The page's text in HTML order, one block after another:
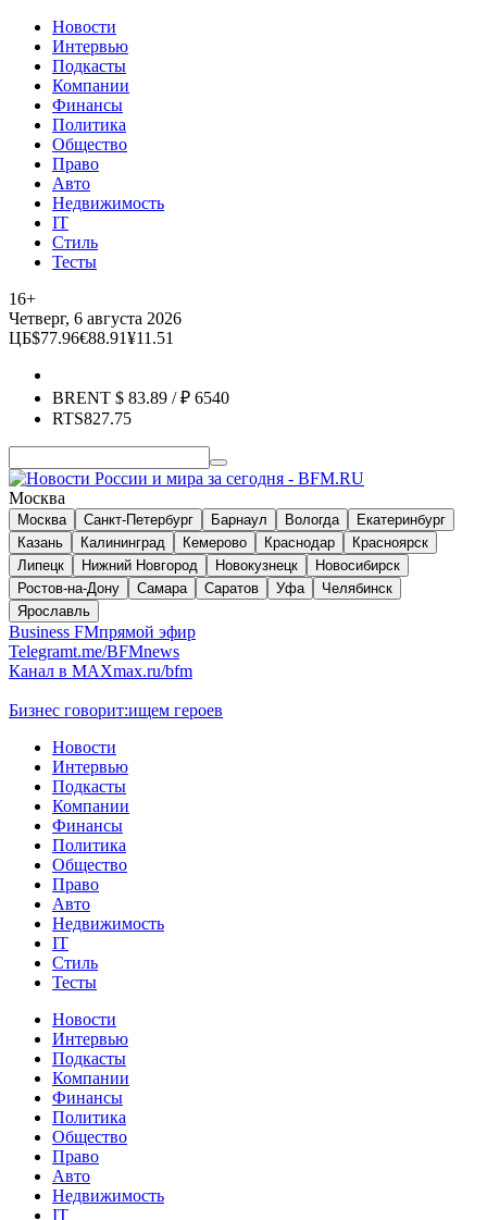
Новости
Интервью
Подкасты
Компании
Финансы
Политика
Общество
Право
Авто
Недвижимость
IT
Стиль
Тесты
16+
Четверг, 6 августа 2026
ЦБ$77.96€88.91¥11.51
BRENT $ 83.89 / ₽ 6540
RTS827.75
Москва
Москва Санкт-Петербург Барнаул Вологда
Екатеринбург
Казань
Калининград Кемерово Краснодар
Красноярск
Липецк
Нижний Новгород Новокузнецк
Новосибирск
Ростов-на-Дону
Самара Саратов Уфа
Челябинск
Ярославль
Business FMпрямой эфир
Telegramt.me/BFMnews
Канал в MAXmax.ru/bfm
Бизнес говорит:ищем героев
Новости
Интервью
Подкасты
Компании
Финансы
Политика
Общество
Право
Авто
Недвижимость
IT
Стиль
Тесты
Новости
Интервью
Подкасты
Компании
Финансы
Политика
Общество
Право
Авто
Недвижимость
IT